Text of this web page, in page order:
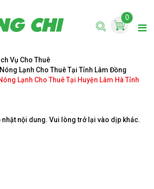
0
Vụ Cho Thuê
Lạnh Cho Thuê Tại Tỉnh Lâm Đồng
Lạnh Cho Thuê Tại Huyện Lâm Hà Tỉnh
nhật nội dung. Vui lòng trở lại vào dịp khác.